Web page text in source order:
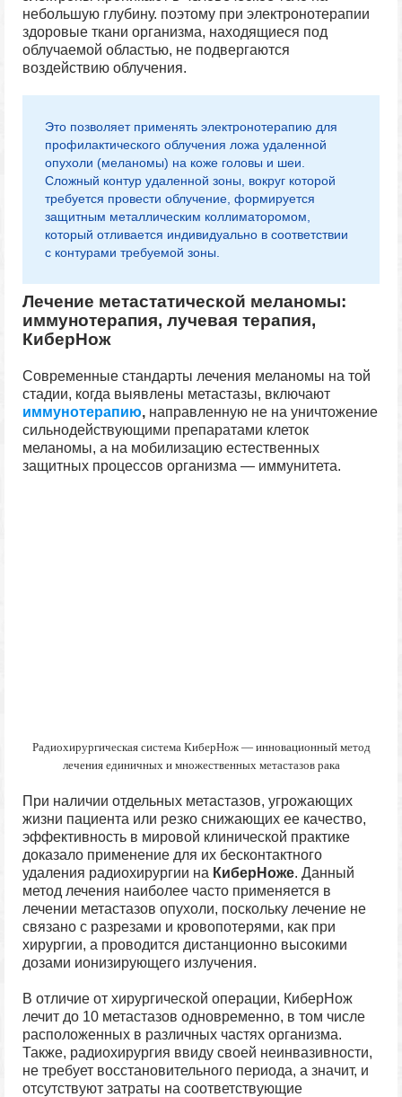
небольшую глубину. поэтому при электронотерапии
здоровые ткани организма, находящиеся под
облучаемой областью, не подвергаются
воздействию облучения.
Это позволяет применять электронотерапию для
профилактического облучения ложа удаленной
опухоли (меланомы) на коже головы и шеи.
Сложный контур удаленной зоны, вокруг которой
требуется провести облучение, формируется
защитным металлическим коллиматоромом,
который отливается индивидуально в соответствии
с контурами требуемой зоны.
Лечение метастатической меланомы:
иммунотерапия, лучевая терапия,
КиберНож
Современные стандарты лечения меланомы на той
стадии, когда выявлены метастазы, включают
иммунотерапию, направленную не на уничтожение
сильнодействующими препаратами клеток
меланомы, а на мобилизацию естественных
защитных процессов организма — иммунитета.
Радиохирургическая система КиберНож — инновационный метод
лечения единичных и множественных метастазов рака
При наличии отдельных метастазов, угрожающих
жизни пациента или резко снижающих ее качество,
эффективность в мировой клинической практике
доказало применение для их бесконтактного
удаления радиохирургии на КиберНоже. Данный
метод лечения наиболее часто применяется в
лечении метастазов опухоли, поскольку лечение не
связано с разрезами и кровопотерями, как при
хирургии, а проводится дистанционно высокими
дозами ионизирующего излучения.
В отличие от хирургической операции, КиберНож
лечит до 10 метастазов одновременно, в том числе
расположенных в различных частях организма.
Также, радиохирургия ввиду своей неинвазивности,
не требует восстановительного периода, а значит, и
отсутствуют затраты на соответствующие